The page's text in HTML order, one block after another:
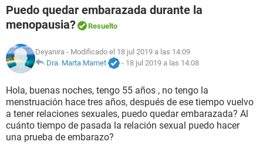
NUTRICIÓN
SEXUALIDAD
GLOSARIO
Puedo quedar embarazada durante la
menopausia?
Resuelto
Deyanira - Modificado el 18 jul 2019 a las 14:09
Dra. Marta Marnet
- 18 jul 2019 a las 14:08
Hola, buenas noches, tengo 55 años , no tengo la
menstruación hace tres años, después de ese tiempo vuelvo
a tener relaciones sexuales, puedo quedar embarazada? Al
cuánto tiempo de pasada la relación sexual puedo hacer
una prueba de embarazo?